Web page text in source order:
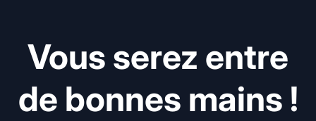
Vous serez entre
de bonnes mains !